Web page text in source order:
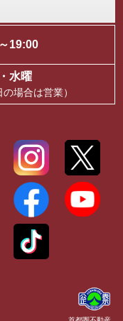
19:00
水曜
の場合は営業）